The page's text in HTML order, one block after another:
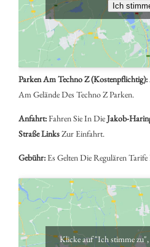
Ich
Parken Am Techno Z (Kostenpflichtig):
Am Gelände Des Techno Z Parken.
Anfahrt: Fahren Sie In DieJakob-
Straße LinksZur Einfahrt.
Gebühr: Es Gelten Die Regulären
Klicke auf "Ich stimme